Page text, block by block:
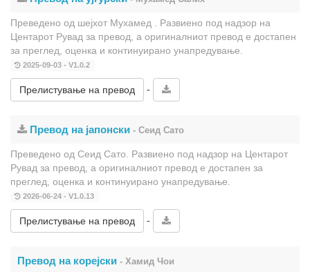
Преведено од шејхот Мухамед . Развиено под надзор на
Центарот Рувад за превод, а оригиналниот превод е достапен
за преглед, оценка и континуирано унапредување.
2025-09-03 - V1.0.2
Прелистување на превод -
Превод на јапонски - Сеид Сато
Преведено од Сеид Сато. Развиено под надзор на Центарот
Рувад за превод, а оригиналниот превод е достапен за
преглед, оценка и континуирано унапредување.
2026-06-24 - V1.0.13
Прелистување на превод -
Превод на корејски - Хамид Чои